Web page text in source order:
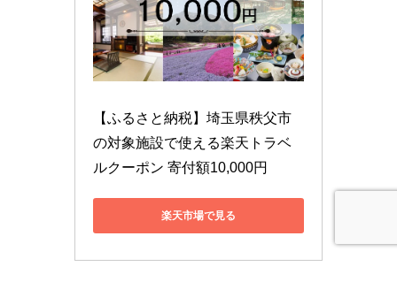
【ふるさと納税】埼玉県秩父市
の対象施設で使える楽天トラベ
ルクーポン 寄付額10,000円
楽天市場で見る